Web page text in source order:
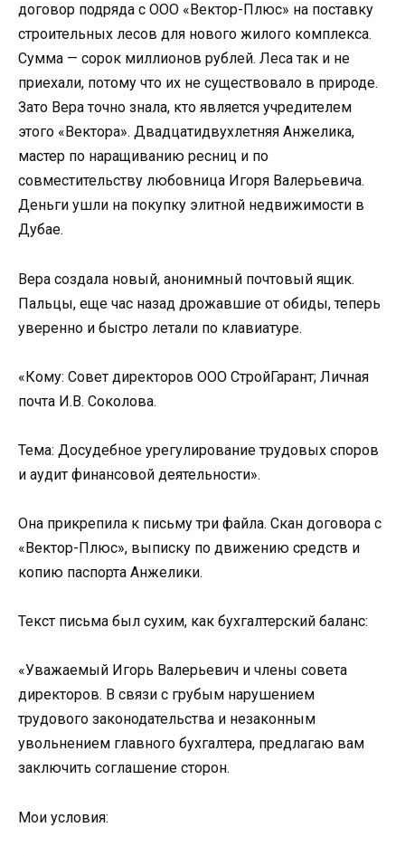
договор подряда с ООО «Вектор-Плюс» на поставку
строительных лесов для нового жилого комплекса.
Сумма — сорок миллионов рублей. Леса так и не
приехали, потому что их не существовало в природе.
Зато Вера точно знала, кто является учредителем
этого «Вектора». Двадцатидвухлетняя Анжелика,
мастер по наращиванию ресниц и по
совместительству любовница Игоря Валерьевича.
Деньги ушли на покупку элитной недвижимости в
Дубае.
Вера создала новый, анонимный почтовый ящик.
Пальцы, еще час назад дрожавшие от обиды, теперь
уверенно и быстро летали по клавиатуре.
«Кому: Совет директоров ООО СтройГарант; Личная
почта И.В. Соколова.
Тема: Досудебное урегулирование трудовых споров
и аудит финансовой деятельности».
Она прикрепила к письму три файла. Скан договора с
«Вектор-Плюс», выписку по движению средств и
копию паспорта Анжелики.
Текст письма был сухим, как бухгалтерский баланс:
«Уважаемый Игорь Валерьевич и члены совета
директоров. В связи с грубым нарушением
трудового законодательства и незаконным
увольнением главного бухгалтера, предлагаю вам
заключить соглашение сторон.
Мои условия: